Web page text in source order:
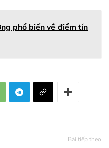
phổ biến về điểm tín
Bài tiếp theo